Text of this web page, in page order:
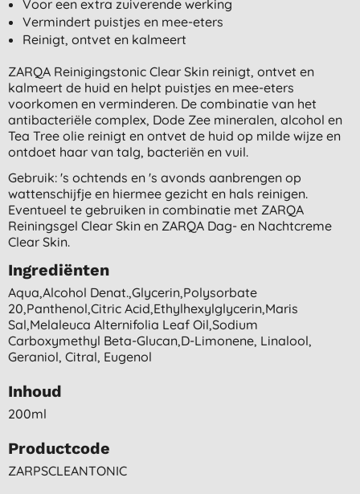
Voor een extra zuiverende werking
Vermindert puistjes en mee-eters
Reinigt, ontvet en kalmeert
ZARQA Reinigingstonic Clear Skin reinigt, ontvet en
kalmeert de huid en helpt puistjes en mee-eters
voorkomen en verminderen. De combinatie van het
antibacteriële complex, Dode Zee mineralen, alcohol en
Tea Tree olie reinigt en ontvet de huid op milde wijze en
ontdoet haar van talg, bacteriën en vuil.
Gebruik: 's ochtends en 's avonds aanbrengen op
wattenschijfje en hiermee gezicht en hals reinigen.
Eventueel te gebruiken in combinatie met ZARQA
Reiningsgel Clear Skin en ZARQA Dag- en Nachtcreme
Clear Skin.
Ingrediënten
Aqua,alcohol Denat.,glycerin,polysorbate
20,panthenol,citric Acid,ethylhexylglycerin,maris
Sal,melaleuca Alternifolia Leaf Oil,sodium
Carboxymethyl Beta-Glucan,d-Limonene, Linalool,
Geraniol, Citral, Eugenol
Inhoud
200ml
Productcode
ZARPSCLEANTONIC